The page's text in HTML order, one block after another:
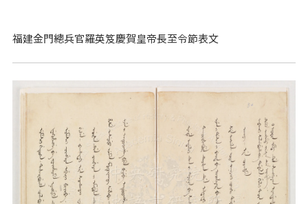
福建金門總兵官羅英笈慶賀皇帝長至令節表文